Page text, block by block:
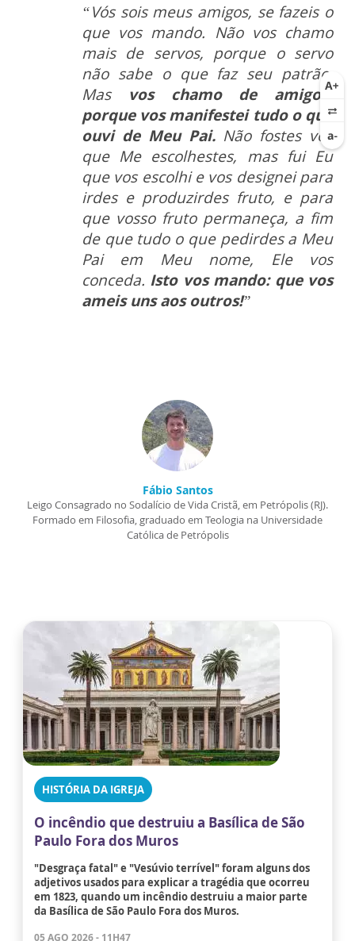
“Vós sois meus amigos, se fazeis o
que vos mando. Não vos chamo
mais de servos, porque o servo
não sabe o que faz seu patrão.
Masvos chamo de amigos,
porque vos manifestei tudo o que
ouvi de Meu Pai.Não fostes vós
que Me escolhestes, mas fui Eu
que vos escolhi e vos designei para
irdes e produzirdes fruto, e para
que vosso fruto permaneça, a fim
de que tudo o que pedirdes a Meu
Pai em Meu nome, Ele vos
conceda. Isto vos mando: que vos
ameis uns aos outros!”
Fábio Santos
Leigo Consagrado no Sodalício de Vida Cristã, em Petrópolis (RJ).
Formado em Filosofia, graduado em Teologia na Universidade
Católica de Petrópolis
HISTÓRIA DA IGREJA
O incêndio que destruiu a Basílica de São
Paulo Fora dos Muros
"Desgraça fatal" e "Vesúvio terrível" foram alguns dos
adjetivos usados para explicar a tragédia que ocorreu
em 1823, quando um incêndio destruiu a maior parte
da Basílica de São Paulo Fora dos Muros.
05 AGO 2026 - 11H47